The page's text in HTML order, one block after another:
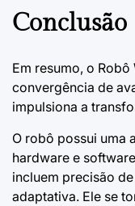
Conclusão
Em resumo, o
convergência de
impulsiona a
O robô possui uma
hardware e
incluem precisão
adaptativa. Ele se